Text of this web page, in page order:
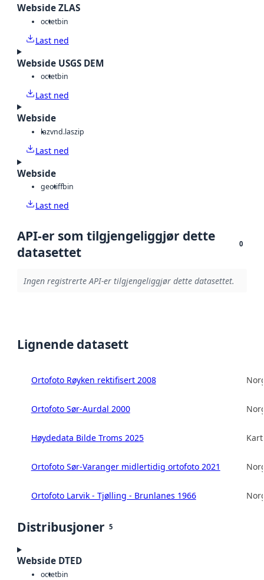
Webside ZLAS
octetbin
Last ned
Webside USGS DEM
octetbin
Last ned
Webside
lazvnd.laszip
Last ned
Webside
geotiffbin
Last ned
API-er som tilgjengeliggjør dette
datasettet
0
Ingen registrerte API-er tilgjengeliggjør dette datasettet.
Lignende datasett
Ortofoto Røyken rektifisert 2008
Ortofoto Sør-Aurdal 2000
Høydedata Bilde Troms 2025
Ortofoto Sør-Varanger midlertidig ortofoto 2021
Ortofoto Larvik - Tjølling - Brunlanes 1966
Distribusjoner 5
Webside DTED
octetbin